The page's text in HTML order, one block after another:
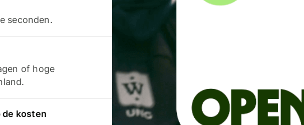
seconden.
of hoge
de kosten